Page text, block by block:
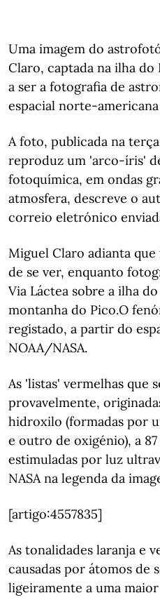
Uma imagem do
Claro, captada na ilha
a ser a fotografia de
espacial norte-americana
A foto, publicada na
reproduz um 'arco-íris'
fotoquímica, em ondas
atmosfera, descreve o
correio eletrónico
Miguel Claro adianta
de se ver, enquanto
Via Láctea sobre a ilha
montanha do Pico.O
registado, a partir do
NOAA/NASA.
As 'listas' vermelhas que
provavelmente,
hidroxilo (formadas por
e outro de oxigénio), a
estimuladas por luz
NASA na legenda da
[artigo:4557835]
As tonalidades laranja e
causadas por átomos de
ligeiramente a uma